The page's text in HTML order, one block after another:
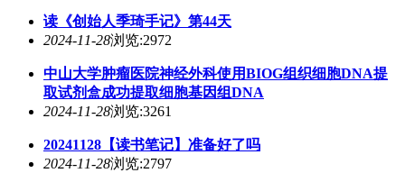
读《创始人季琦手记》第44天
2024-11-28浏览:2972
中山大学肿瘤医院神经外科使用BIOG组织细胞DNA提
取试剂盒成功提取细胞基因组DNA
2024-11-28浏览:3261
20241128【读书笔记】准备好了吗
2024-11-28浏览:2797